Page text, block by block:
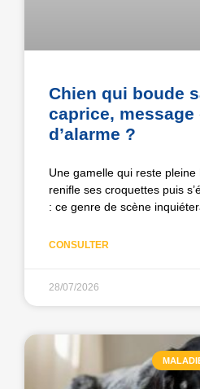
Chien qui boude
caprice, message
d’alarme ?
Une gamelle qui reste
renifle ses croquettes puis
: ce genre de scène
CONSULTER
28/07/2026